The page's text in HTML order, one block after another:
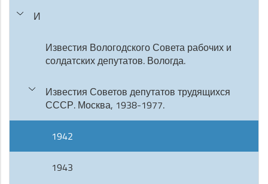
И
Известия Вологодского Совета рабочих и
солдатских депутатов. Вологда.
Известия Советов депутатов трудящихся
СССР. Москва, 1938-1977.
1942
1943